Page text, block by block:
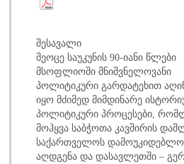
შესავალი
მეოცე საუკუნის 90-იანი წლები
მსოფლიოში მნიშვნელოვანი
პოლიტიკური გარდატეხით
იყო მძიმედ მიმდინარე
პოლიტიკური პროცესები,
მოჰყვა საბჭოთა კავშირის
საქართველოს
აღდგენა და დასავლეთში –